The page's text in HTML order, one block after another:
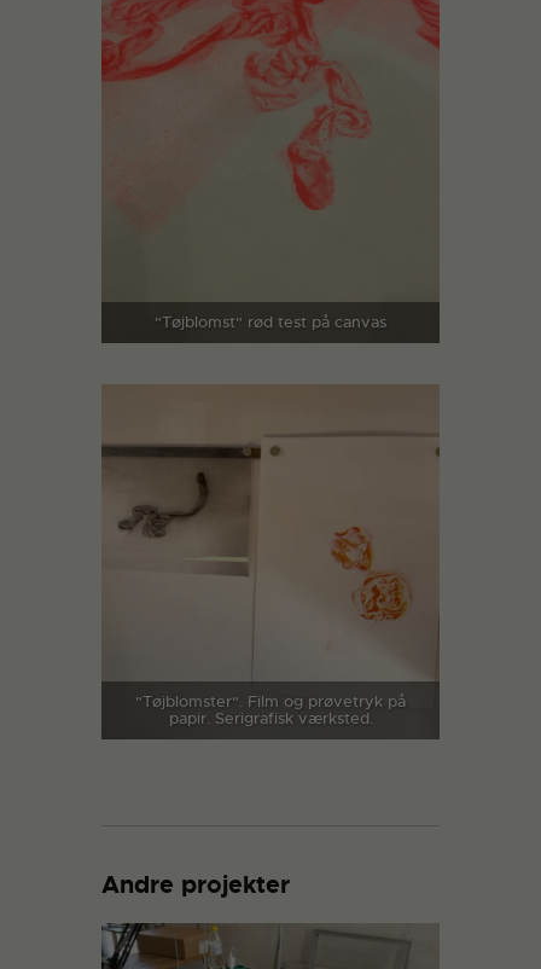
"Tøjblomst" rød test på canvas
"Tøjblomster". Film og prøvetryk på
papir. Serigrafisk værksted.
Andre projekter